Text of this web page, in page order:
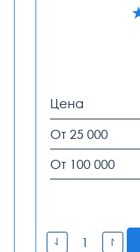
Цена
От 25 000
От 100 000